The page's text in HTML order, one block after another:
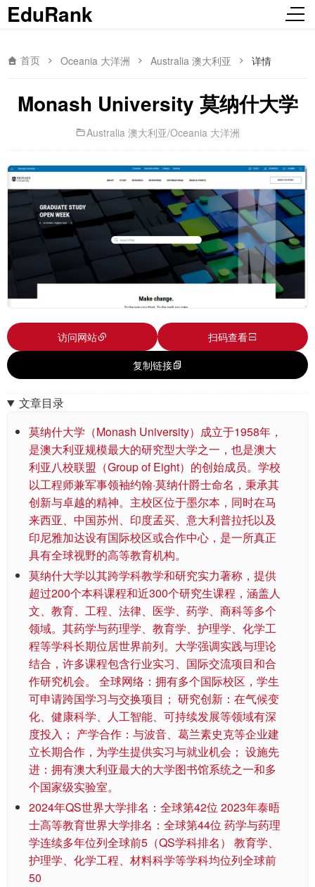
EduRank
首页 Oceania 大洋洲 Australia 澳大利亚 详情
Monash University 莫纳什大学
Australia 澳大利亚/Oceania 大洋洲
访问网站
扫码查看
复制链接
文章目录
莫纳什大学（Monash University）成立于1958年，
是澳大利亚规模最大的研究型大学之一，也是澳大
利亚八校联盟（Group of Eight）的创始成员。学校
以工程师兼军事领袖约翰·莫纳什爵士命名，秉承其
创新与卓越的精神。主校区位于墨尔本，同时在马
来西亚、中国苏州、印度孟买、意大利普拉托以及
印尼雅加达设有国际校区或合作中心，是一所真正
具有全球视野的高等教育机构。
莫纳什大学以其跨学科教学和研究实力著称，提供
超过200个本科课程和近300个研究生课程，涵盖人
文、教育、工程、法律、医学、药学、商科等多个
领域。其药学与药理学、教育学、护理学、化学工
程等学科长期位居世界前列。大学强调实践与理论
结合，许多课程包含行业实习、国际交流项目和合
作研究机会。 全球网络：拥有多个国际校区，学生
可申请跨国学习与交换项目； 研究创新：在气候变
化、健康科学、人工智能、可持续发展等领域有深
度投入； 产学合作：与波音、葛兰素史克等企业建
立长期合作，为学生提供实习与就业机会； 设施先
进：拥有澳大利亚最大的大学图书馆系统之一和多
个国家级实验室。
2024年QS世界大学排名：全球第42位 2023年泰晤
士高等教育世界大学排名：全球第44位 药学与药理
学连续多年位列全球前5（QS学科排名） 教育学、
护理学、化学工程、材料科学等学科均位列全球前
50